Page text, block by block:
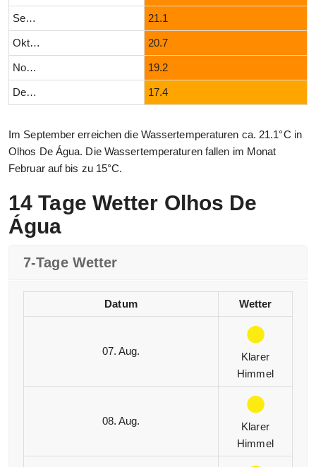
September 21.1
Oktober 20.7
November 19.2
Dezember 17.4
Im September erreichen die Wassertemperaturen ca. 21.1°C in
Olhos De Água. Die Wassertemperaturen fallen im Monat
Februar auf bis zu 15°C.
14 Tage Wetter Olhos De
Água
7-Tage Wetter
Datum Wetter
07. Aug.
Klarer
Himmel
08. Aug.
Klarer
Himmel